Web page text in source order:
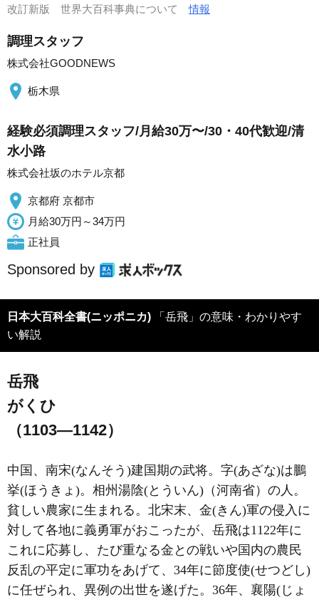
改訂新版 世界大百科事典について情報
調理スタッフ
株式会社GOODNEWS
栃木県
経験必須調理スタッフ/月給30万〜/30・40代歓迎/清
水小路
株式会社坂のホテル京都
京都府 京都市
月給30万円～34万円
正社員
Sponsored by
日本大百科全書(ニッポニカ)
い解説
岳飛
がくひ
（1103―1142）
中国、南宋(なんそう)建国期の武将。字(あざな)は鵬
挙(ほうきょ)。相州湯陰(とういん)（河南省）の人。
貧しい農家に生まれる。北宋末、金(きん)軍の侵入に
対して各地に義勇軍がおこったが、岳飛は1122年に
これに応募し、たび重なる金との戦いや国内の農民
反乱の平定に軍功をあげて、34年に節度使(せつどし)
に任ぜられ、異例の出世を遂げた。36年、襄陽(じょ